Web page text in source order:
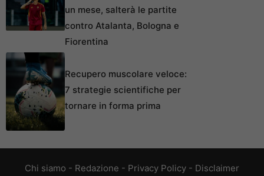
un mese, salterà le partite
contro Atalanta, Bologna e
Fiorentina
Recupero muscolare veloce:
7 strategie scientifiche per
tornare in forma prima
Chi siamo - Redazione - Privacy Policy - Disclaimer